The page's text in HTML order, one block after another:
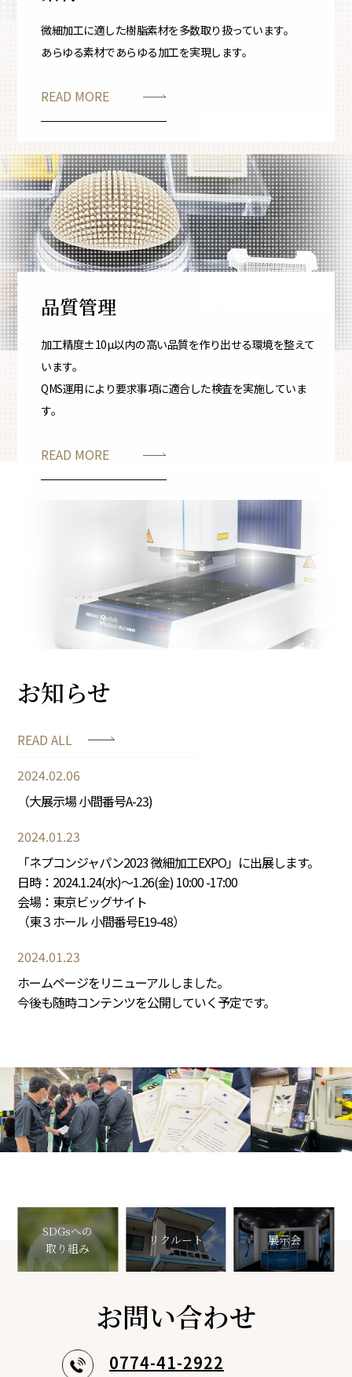
微細加工に適した樹脂素材を多数取り扱っています。
あらゆる素材であらゆる加工を実現します。
READ MORE
品質管理
加工精度±10µ以内の高い品質を作り出せる環境を整えて
います。
QMS運用により要求事項に適合した検査を実施していま
す。
READ MORE
お知らせ
READ ALL
2024.02.06
（大展示場 小間番号A-23)
2024.01.23
「ネプコンジャパン2023 微細加工EXPO」に出展します。
日時：2024.1.24(水)～1.26(金) 10:00 -17:00
会場：東京ビッグサイト
（東３ホール 小間番号E19-48）
2024.01.23
ホームページをリニューアルしました。
今後も随時コンテンツを公開していく予定です。
SDGsへの
取り組み
リクルート 展示会
お問い合わせ
0774-41-2922